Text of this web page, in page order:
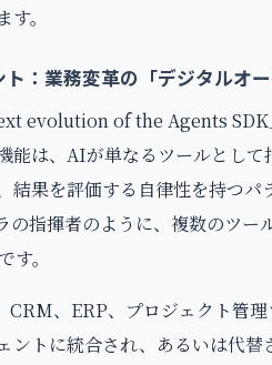
。
：業務変革の「デジタルオー
evolution of the Agents SDK
能は、AIが単なるツールとし
結果を評価する自律性を持つ
の指揮者のように、複数のツ
。
CRM、ERP、プロジェクト管
ントに統合され、あるいは代